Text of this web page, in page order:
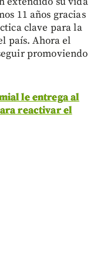
11 años gracias
clave para la
país. Ahora el
promoviendo
le entrega al
reactivar el